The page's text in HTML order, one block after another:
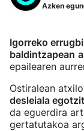
Azken
Igorreko
baldintzapean
epailearen
Ostiralean
desleiala
da eguerdira
gertatutakoa